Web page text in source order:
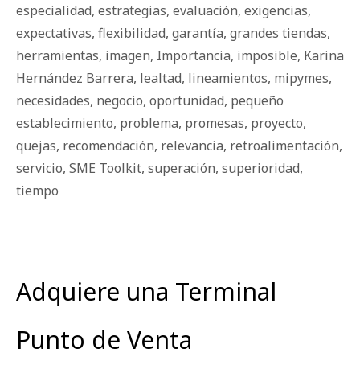
especialidad, estrategias, evaluación, exigencias,
expectativas, fle­xi­bi­li­dad, garantía, grandes tiendas,
herramientas, imagen, Importancia, imposible, Karina
Hernández Barrera, lealtad, lineamientos, mipymes,
necesidades, negocio, oportunidad, pequeño
establecimiento, problema, promesas, proyecto,
quejas, recomendación, relevancia, retroalimentación,
servicio, SME Toolkit, superación, superioridad,
tiempo
Adquiere una Terminal
Punto de Venta